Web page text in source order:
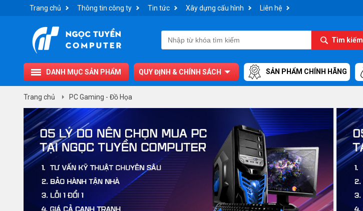
Trang chủ Thông tin công ty Tin tức Xây dựng cấu hình Liên hệ
Tìm kiếm
DANH MỤC SẢN PHẨM QUY ĐỊNH & CHÍNH SÁCH SẢN PHẨM CHÍNH HÃNG
Trang chủ PC Gaming - Đồ Họa